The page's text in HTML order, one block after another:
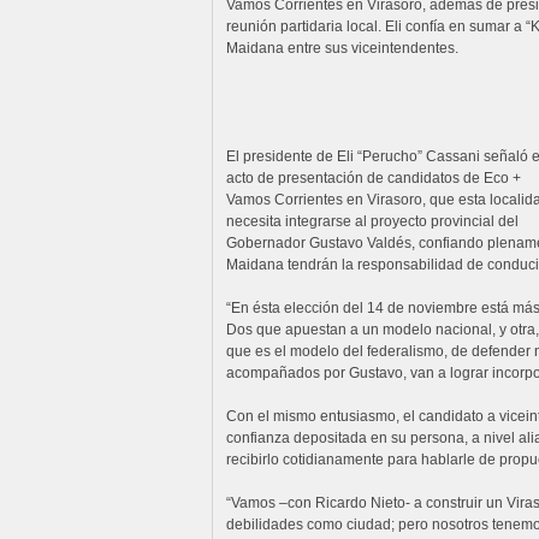
Vamos Corrientes en Virasoro, además de
reunión partidaria local. Eli confía en sumar a
Maidana entre sus viceintendentes.
El presidente de Eli “Perucho” Cassani señaló
acto de presentación de candidatos de Eco +
Vamos Corrientes en Virasoro, que esta
necesita integrarse al proyecto provincial del
Gobernador Gustavo Valdés, confiando
Maidana tendrán la responsabilidad de
“En ésta elección del 14 de noviembre está
Dos que apuestan a un modelo nacional, y
que es el modelo del federalismo, de
acompañados por Gustavo, van a lograr
Con el mismo entusiasmo, el candidato a
confianza depositada en su persona, a nivel
recibirlo cotidianamente para hablarle de
“Vamos –con Ricardo Nieto- a construir un
debilidades como ciudad; pero nosotros